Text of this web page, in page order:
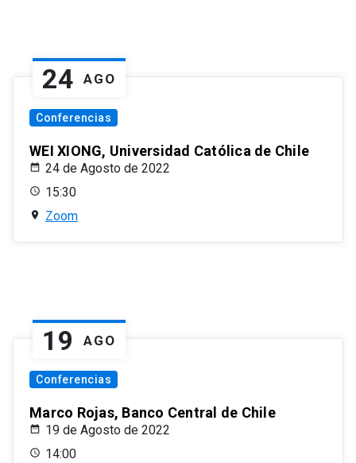
24 AGO
Conferencias
WEI XIONG, Universidad Católica de Chile
24 de Agosto de 2022
15:30
Zoom
19 AGO
Conferencias
Marco Rojas, Banco Central de Chile
19 de Agosto de 2022
14:00